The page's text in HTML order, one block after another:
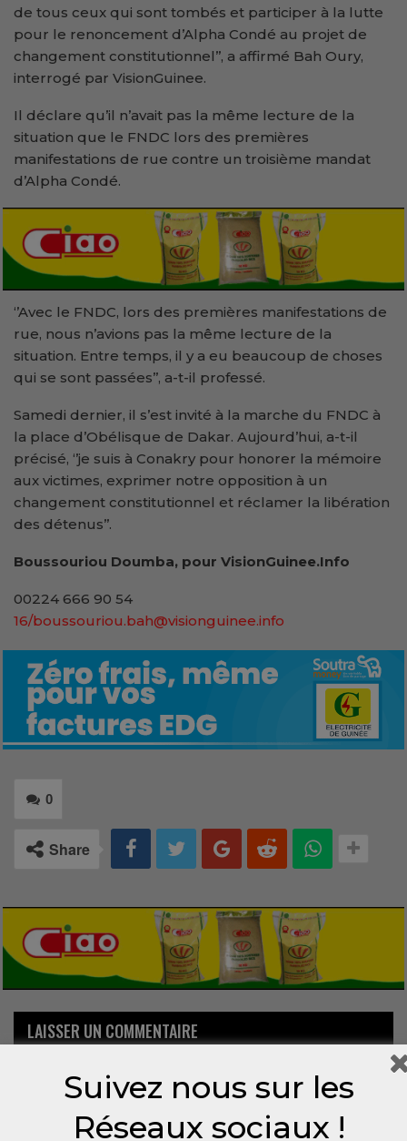
de tous ceux qui sont tombés et participer à la lutte
pour le renoncement d’Alpha Condé au projet de
changement constitutionnel’’, a affirmé Bah Oury,
interrogé par VisionGuinee.
Il déclare qu’il n’avait pas la même lecture de la
situation que le FNDC lors des premières
manifestations de rue contre un troisième mandat
d’Alpha Condé.
‘’Avec le FNDC, lors des premières manifestations de
rue, nous n’avions pas la même lecture de la
situation. Entre temps, il y a eu beaucoup de choses
qui se sont passées’’, a-t-il professé.
Samedi dernier, il s’est invité à la marche du FNDC à
la place d’Obélisque de Dakar. Aujourd’hui, a-t-il
précisé, ‘’je suis à Conakry pour honorer la mémoire
aux victimes, exprimer notre opposition à un
changement constitutionnel et réclamer la libération
des détenus’’.
Boussouriou Doumba, pour VisionGuinee.Info
00224 666 90 54
16/boussouriou.bah@visionguinee.info
0
Share
LAISSER UN COMMENTAIRE
Votre adresse email ne sera pas publiée.
Suivez nous sur les
Réseaux sociaux !